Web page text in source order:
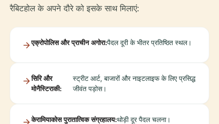
रैबिटहोल के अपने दौरे को इसके साथ मिलाएं:
एक्रोपोलिस और प्राचीन अगोरा:पैदल दूरी के भीतर प्रतिष्ठित स्थल।
सिरि और
मोनैस्टिराकी:
स्ट्रीट आर्ट, बाजारों और नाइटलाइफ के लिए प्रसिद्ध
जीवंत पड़ोस।
केरामियाकोस पुरातात्विक संग्रहालय:थोड़ी दूर पैदल चलना।